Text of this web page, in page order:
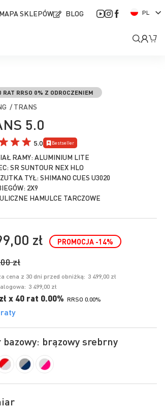
MAPA SKLEPÓW BLOG
J
y
PL
Moje
5.0
5.0 Bestseller
RAT RRSO 0% Z ODROCZENIEM
/ TRANS
RAMY: ALUMINIUM LITE
SR SUNTOUR NEX HLO
TYŁ: SHIMANO CUES U3020
2X9
HAMULCE TARCZOWE
bazowy: brązowy srebrny
zł
zł
PROMOCJA -14%
cena z 30 dni przed obniżką: 3 499,00 zł
3 499,00 zł
x 40 rat 0.00% RRSO 0.00%